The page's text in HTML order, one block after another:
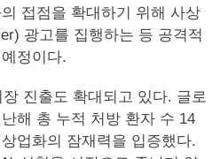
접점을 확대하기 위해 사상
광고를 집행하는 등 공격적
정이다.
진출도 확대되고 있다. 글로
해 총 누적 처방 환자 수 14
업화의 잠재력을 입증했다.